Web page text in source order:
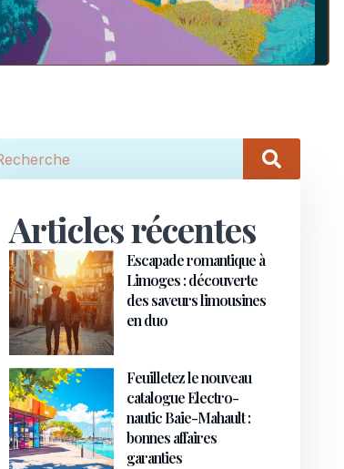
Articles récentes
Escapade romantique à
Limoges : découverte
des saveurs limousines
en duo
Feuilletez le nouveau
catalogue Electro-
nautic Baie-Mahault :
bonnes affaires
garanties